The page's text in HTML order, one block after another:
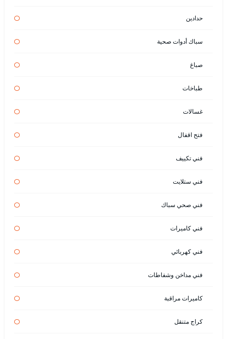
حدادين
سباك أدوات صحية
صباغ
طباخات
غسالات
فتح اقفال
فني تكييف
فني ستلايت
فني صحي سباك
فني كاميرات
فني كهربائي
فني مداخن وشفاطات
كاميرات مراقبة
كراج متنقل